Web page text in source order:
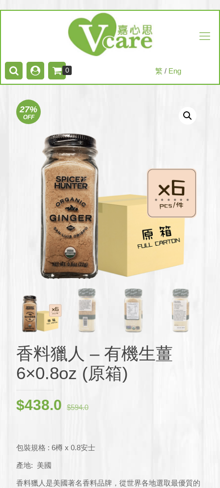
0 繁 / Eng
27%
OFF
香料獵人 – 有機生薑
6×0.8oz (原箱)
$594.0原
格：
$438.0
目
格：
包裝規格 : 6樽 x 0.8安士
產地: 美國
香料獵人是美國著名香料品牌，從世界各地選取最優質的